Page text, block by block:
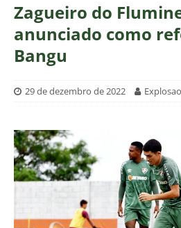
Zagueiro do
anunciado como
Bangu
29 de dezembro de 2022